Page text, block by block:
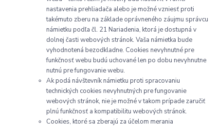
nastavenia prehliadača alebo je možné vzniesť proti
takémuto zberu na základe oprávneného záujmu správcu
námietku podľa čl. 21 Nariadenia, ktorá je dostupná v
dolnej časti webových stránok. Vaša námietka bude
vyhodnotená bezodkladne. Cookies nevyhnutné pre
funkčnosťwebu budú uchované len po dobu nevyhnutne
nutnú pre fungovanie webu.
Ak podá návštevník námietku proti spracovaniu
technických cookies nevyhnutných pre fungovanie
webových stránok, nie je možné v takom prípade zaručiť
plnú funkčnosť a kompatibilitu webových stránok.
Cookies, ktoré sa zberajú za účelom merania